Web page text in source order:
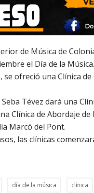
de Música de
el Día de la Música.
se ofreció una Clínica
Tévez dará una
Clínica de Abordaje
Marcó del Pont.
las clínicas
día de la música clínica